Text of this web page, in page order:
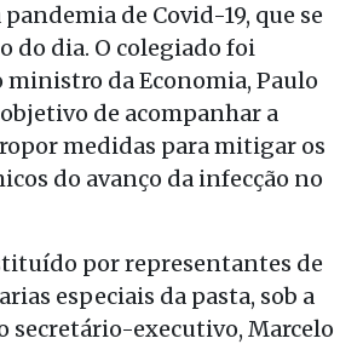
de Covid-19, que se
do dia. O colegiado foi
da Economia, Paulo
de acompanhar a
medidas para mitigar os
do avanço da infecção no
por representantes de
especiais da pasta, sob a
secretário-executivo, Marcelo